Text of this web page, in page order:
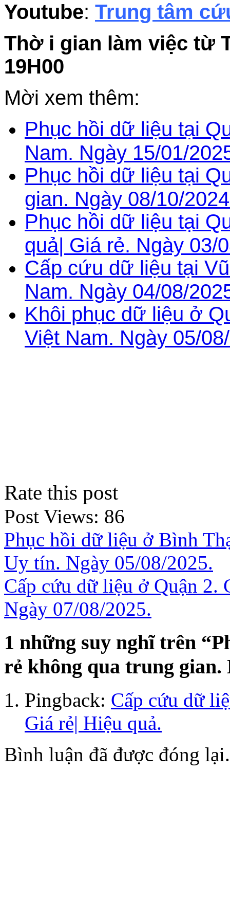
Youtube: Trung tâm
Thờ i gian làm việc từ
19H00
Mời xem thêm:
Phục hồi dữ liệu tại
Nam. Ngày 15/01/
Phục hồi dữ liệu tại
gian. Ngày 08/10/
Phục hồi dữ liệu tại
quả| Giá rẻ. Ngày 03/
Cấp cứu dữ liệu tại
Nam. Ngày 04/08/
Khôi phục dữ liệu ở
Việt Nam. Ngày 05/
Rate this post
Post Views: 86
Phục hồi dữ liệu ở Bình
Uy tín. Ngày 05/08/2025.
Cấp cứu dữ liệu ở Quận 2.
Ngày 07/08/2025.
1 những suy nghĩ trên “
rẻ không qua trung gian.
Pingback: Cấp cứu dữ
Giá rẻ| Hiệu quả.
Bình luận đã được đóng lại.